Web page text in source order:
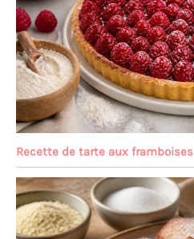
Recette de tarte aux framboises